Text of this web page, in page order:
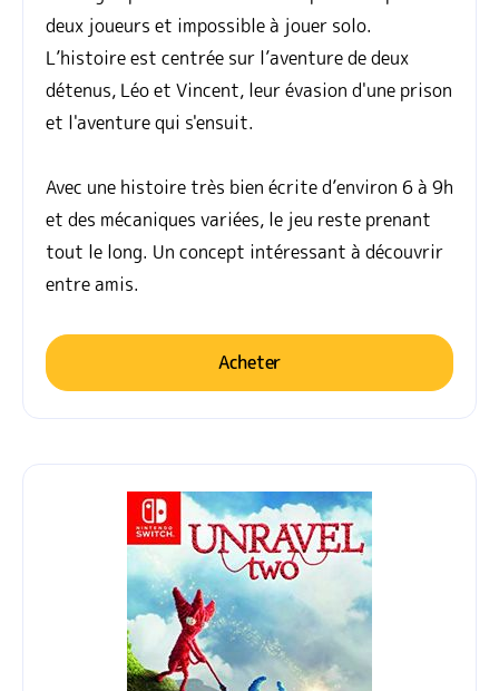
deux joueurs et impossible à jouer solo.
L’histoire est centrée sur l’aventure de deux
détenus, Léo et Vincent, leur évasion d'une prison
et l'aventure qui s'ensuit.
Avec une histoire très bien écrite d’environ 6 à 9h
et des mécaniques variées, le jeu reste prenant
tout le long. Un concept intéressant à découvrir
entre amis.
Acheter